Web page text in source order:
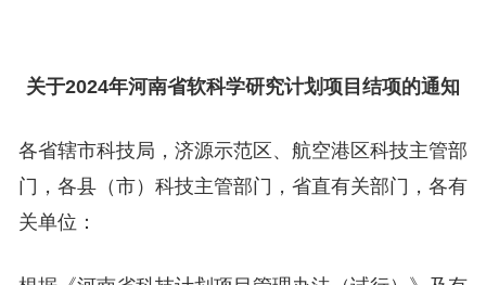
关于2024年河南省软科学研究计划项目结项的通知
各省辖市科技局，济源示范区、航空港区科技主管部
门，各县（市）科技主管部门，省直有关部门，各有
关单位：